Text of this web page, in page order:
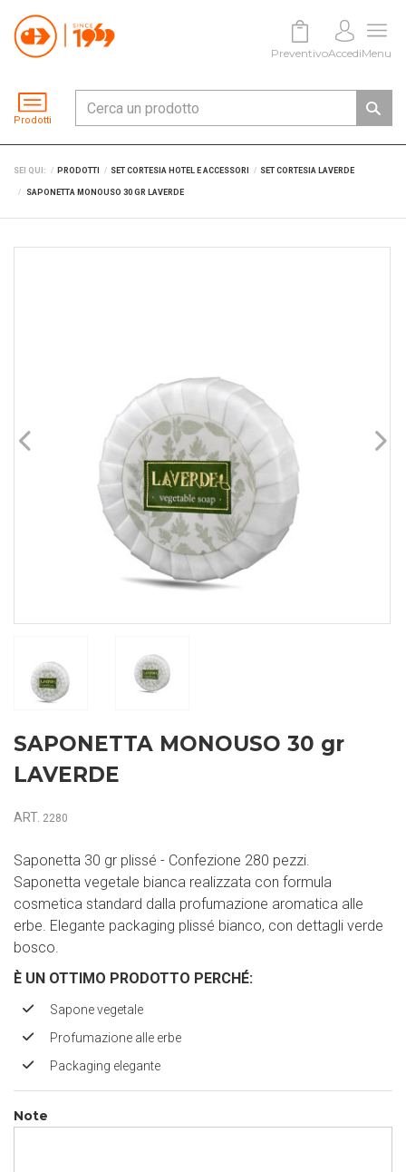
Prodotti
PreventivoAccediMenu
SEI QUI: PRODOTTI SET CORTESIA HOTEL E ACCESSORI SET CORTESIA LAVERDE
SAPONETTA MONOUSO 30 GR LAVERDE
SAPONETTA MONOUSO 30 gr
LAVERDE
ART. 2280
Saponetta 30 gr plissé - Confezione 280 pezzi.
Saponetta vegetale bianca realizzata con formula
cosmetica standard dalla profumazione aromatica alle
erbe. Elegante packaging plissé bianco, con dettagli verde
bosco.
È UN OTTIMO PRODOTTO PERCHÉ:
Sapone vegetale
Profumazione alle erbe
Packaging elegante
Note